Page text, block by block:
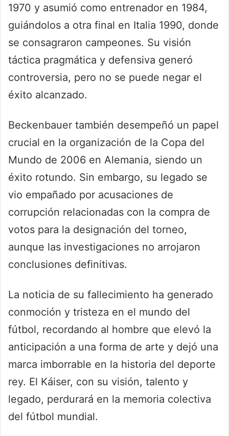
1970 y asumió como entrenador en 1984,
guiándolos a otra final en Italia 1990, donde
se consagraron campeones. Su visión
táctica pragmática y defensiva generó
controversia, pero no se puede negar el
éxito alcanzado.
Beckenbauer también desempeñó un papel
crucial en la organización de la Copa del
Mundo de 2006 en Alemania, siendo un
éxito rotundo. Sin embargo, su legado se
vio empañado por acusaciones de
corrupción relacionadas con la compra de
votos para la designación del torneo,
aunque las investigaciones no arrojaron
conclusiones definitivas.
La noticia de su fallecimiento ha generado
conmoción y tristeza en el mundo del
fútbol, recordando al hombre que elevó la
anticipación a una forma de arte y dejó una
marca imborrable en la historia del deporte
rey. El Káiser, con su visión, talento y
legado, perdurará en la memoria colectiva
del fútbol mundial.